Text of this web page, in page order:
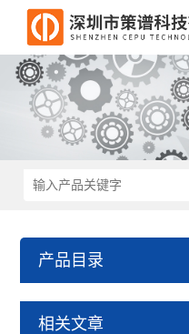
产品目录
X荧光光谱仪
相关文章